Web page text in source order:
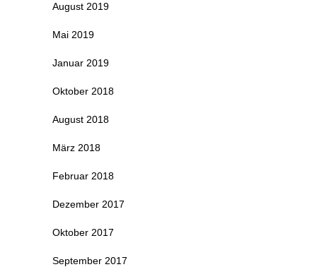
August 2019
Mai 2019
Januar 2019
Oktober 2018
August 2018
März 2018
Februar 2018
Dezember 2017
Oktober 2017
September 2017